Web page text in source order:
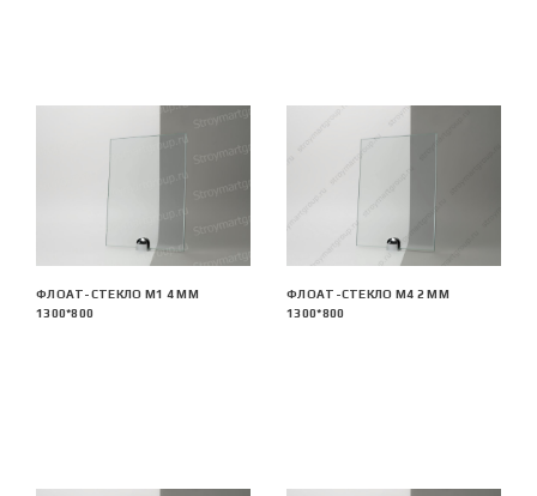
ФЛОАТ-СТЕКЛО М1 4 ММ
1300*800
ФЛОАТ-СТЕКЛО М4 2 ММ
1300*800